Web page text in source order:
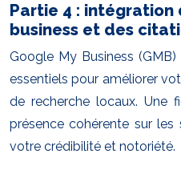
Partie 4 : intégration
business et des
Google My Business
essentiels pour améliorer
de recherche locaux. Une
présence cohérente sur
votre crédibilité et notoriété.